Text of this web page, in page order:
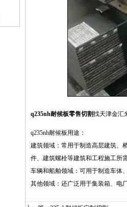
q235nh耐候板零售切割找天津金汇
q235nh耐候板用途：
建筑领域：常用于制造高层建筑、
件、建筑螺栓等建筑和工程施工所
车辆和船舶领域：可用于制造车体
其他领域：还广泛用于集装箱、电